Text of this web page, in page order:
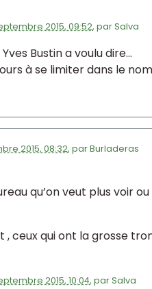
2015, 09:52, parSalva
Bustin a voulu dire...
à se limiter dans le
2015, 08:32, parBurladeras
qu’on veut plus voir
ceux qui ont la grosse
2015, 10:04, parSalva